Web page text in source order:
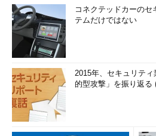
コネクテッドカーのセ
テムだけではない
2015年、セキュリテ
的型攻撃」を振り返る